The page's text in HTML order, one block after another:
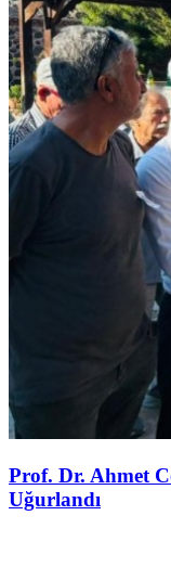
Prof. Dr. Ahmet
Uğurlandı